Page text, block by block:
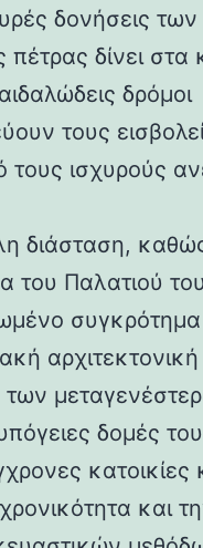
δονήσεις των
δίνει στα
δρόμοι
τους
τους ισχυρούς
διάσταση,
του Παλατιού του
συγκρότημα
αρχιτεκτονική
δομές του
κατοικίες
και